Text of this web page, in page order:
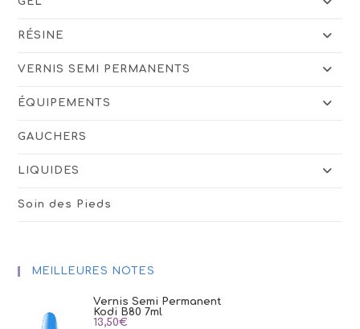
RÉSINE
VERNIS SEMI PERMANENTS
ÉQUIPEMENTS
GAUCHERS
LIQUIDES
Soin des Pieds
MEILLEURES NOTES
Vernis Semi Permanent
Kodi B80 7ml
13,50€